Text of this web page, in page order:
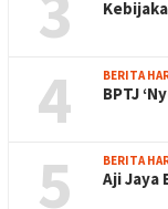
4 BERITA
BPTJ
5 BERITA
Aji Jaya